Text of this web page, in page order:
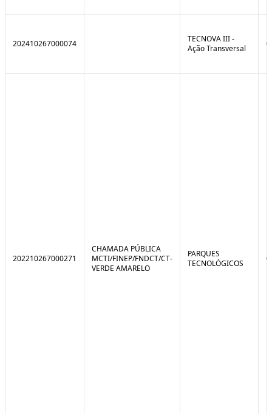
202410267000074
TECNOVA III -
Ação Transversal
202210267000271
CHAMADA PÚBLICA
MCTI/FINEP/FNDCT/CT-
VERDE AMARELO
PARQUES
TECNOLÓGICOS